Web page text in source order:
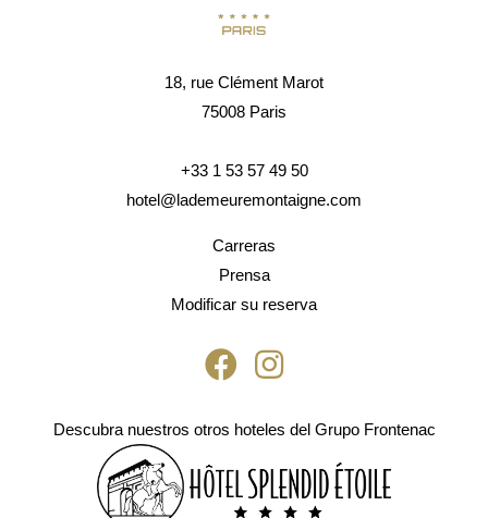
18, rue Clément Marot
75008 Paris
+33 1 53 57 49 50
hotel@lademeuremontaigne.com
Carreras
Prensa
Modificar su reserva
Descubra nuestros otros hoteles del Grupo Frontenac